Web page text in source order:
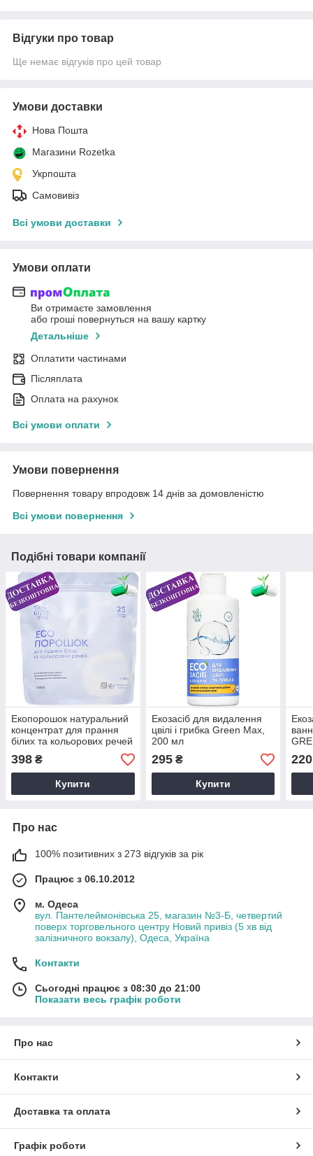
Відгуки про товар
Ще немає відгуків про цей товар
Умови доставки
Нова Пошта
Магазини Rozetka
Укрпошта
Самовивіз
Всі умови доставки
Умови оплати
Ви отримаєте замовлення
або гроші повернуться на вашу картку
Детальніше
Оплатити частинами
Післяплата
Оплата на рахунок
Всі умови оплати
Умови повернення
Повернення товару впродовж 14 днів за домовленістю
Всі умови повернення
Подібні товари компанії
Екопорошок натуральний
концентрат для прання
білих та кольорових речей
398 ₴
Купити
Екозасіб для видалення
цвілі і грибка Green Max,
200 мл
295₴
Купити
220
Про нас
100% позитивних з 273 відгуків за рік
Працює з 06.10.2012
м. Одеса
вул. Пантелеймонівська 25, магазин №3-Б, четвертий
поверх торговельного центру Новий привіз (5 хв від
залізничного вокзалу), Одеса, Україна
Контакти
Сьогодні працює з 08:30 до 21:00
Показати весь графік роботи
Про нас
Контакти
Доставка та оплата
Графік роботи